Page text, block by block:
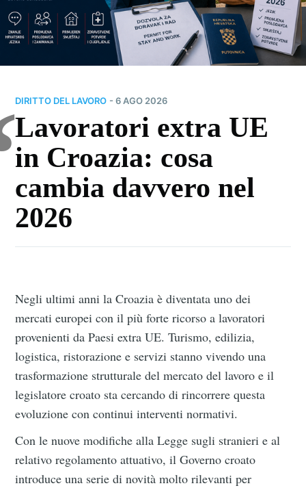
DIRITTO DEL LAVORO - 6 AGO 2026
Lavoratori extra UE
in Croazia: cosa
cambia davvero nel
2026
Negli ultimi anni la Croazia è diventata uno dei
mercati europei con il più forte ricorso a lavoratori
provenienti da Paesi extra UE. Turismo, edilizia,
logistica, ristorazione e servizi stanno vivendo una
trasformazione strutturale del mercato del lavoro e il
legislatore croato sta cercando di rincorrere questa
evoluzione con continui interventi normativi.
Con le nuove modifiche alla Legge sugli stranieri e al
relativo regolamento attuativo, il Governo croato
introduce una serie di novità molto rilevanti per